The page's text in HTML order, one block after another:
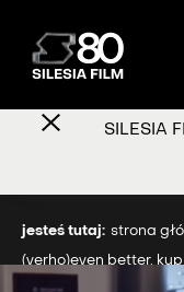
SILESIA
jesteś tutaj: strona
(verho)even better.